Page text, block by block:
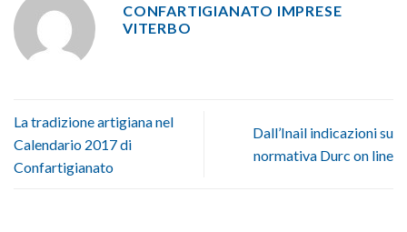
CONFARTIGIANATO IMPRESE
VITERBO
La tradizione artigiana nel
Calendario 2017 di
Confartigianato
Dall’Inail indicazioni su
normativa Durc on line